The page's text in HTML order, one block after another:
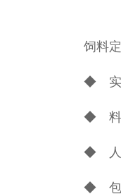
饲料
◆ 实
◆ 料
◆ 人
◆ 包